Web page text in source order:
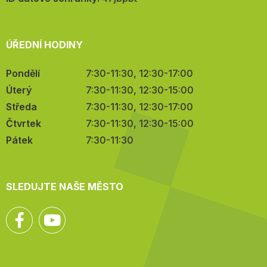
ÚŘEDNÍ HODINY
Pondělí
7:30-11:30, 12:30-17:00
Úterý
7:30-11:30, 12:30-15:00
Středa
7:30-11:30, 12:30-17:00
Čtvrtek
7:30-11:30, 12:30-15:00
Pátek
7:30-11:30
SLEDUJTE NAŠE MĚSTO
Facebook